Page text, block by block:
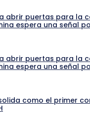
abrir puertas para la
espera una señal
abrir puertas para la
espera una señal
como el primer